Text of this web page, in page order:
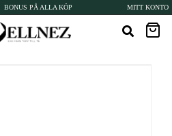
BONUS PÅ ALLA KÖP MITT KONTO